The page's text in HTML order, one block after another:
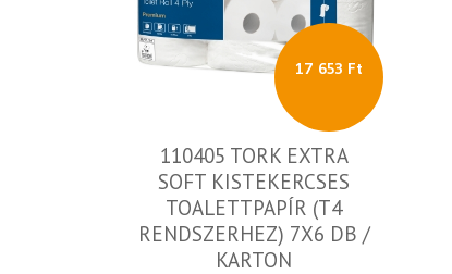
17 653 Ft
110405 TORK EXTRA
SOFT KISTEKERCSES
TOALETTPAPÍR (T4
RENDSZERHEZ) 7X6 DB /
KARTON